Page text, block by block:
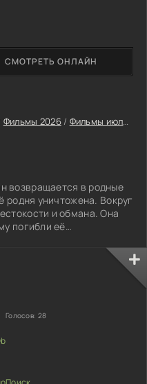
Фильмы 2026/ Фильмы июля 2026
возвращается в родные
родня уничтожена. Вокруг
и обмана. Она
погибли её
СМОТРЕТЬ ОНЛАЙН
Голосов: 28